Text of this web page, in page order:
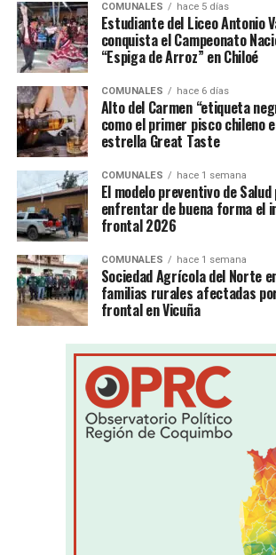
COMUNALES hace 5 días
Estudiante del Liceo Antonio
conquista el Campeonato
“Espiga de Arroz” en Chiloé
COMUNALES hace 6 días
Alto del Carmen “etiqueta
como el primer pisco chileno
estrella Great Taste
COMUNALES hace 1 semana
El modelo preventivo de
enfrentar de buena forma el
frontal 2026
COMUNALES hace 1 semana
Sociedad Agrícola del Norte
familias rurales afectadas
frontal en Vicuña